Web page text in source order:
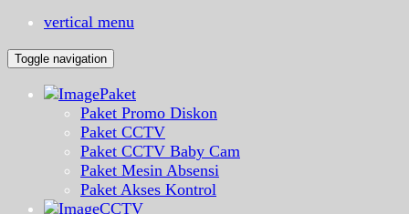
vertical menu
Toggle navigation
Paket
Paket Promo Diskon
Paket CCTV
Paket CCTV Baby Cam
Paket Mesin Absensi
Paket Akses Kontrol
CCTV